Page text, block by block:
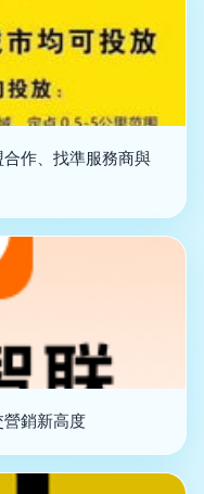
作、找準服務商與
銷新高度